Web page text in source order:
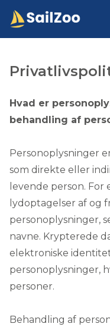
Hvad er
behandling af
Personoplysninger
som direkte eller
levende person.
lydoptagelser af og
personoplysninger,
navne. Krypterede
elektroniske
personoplysninger,
personer.
Behandling af